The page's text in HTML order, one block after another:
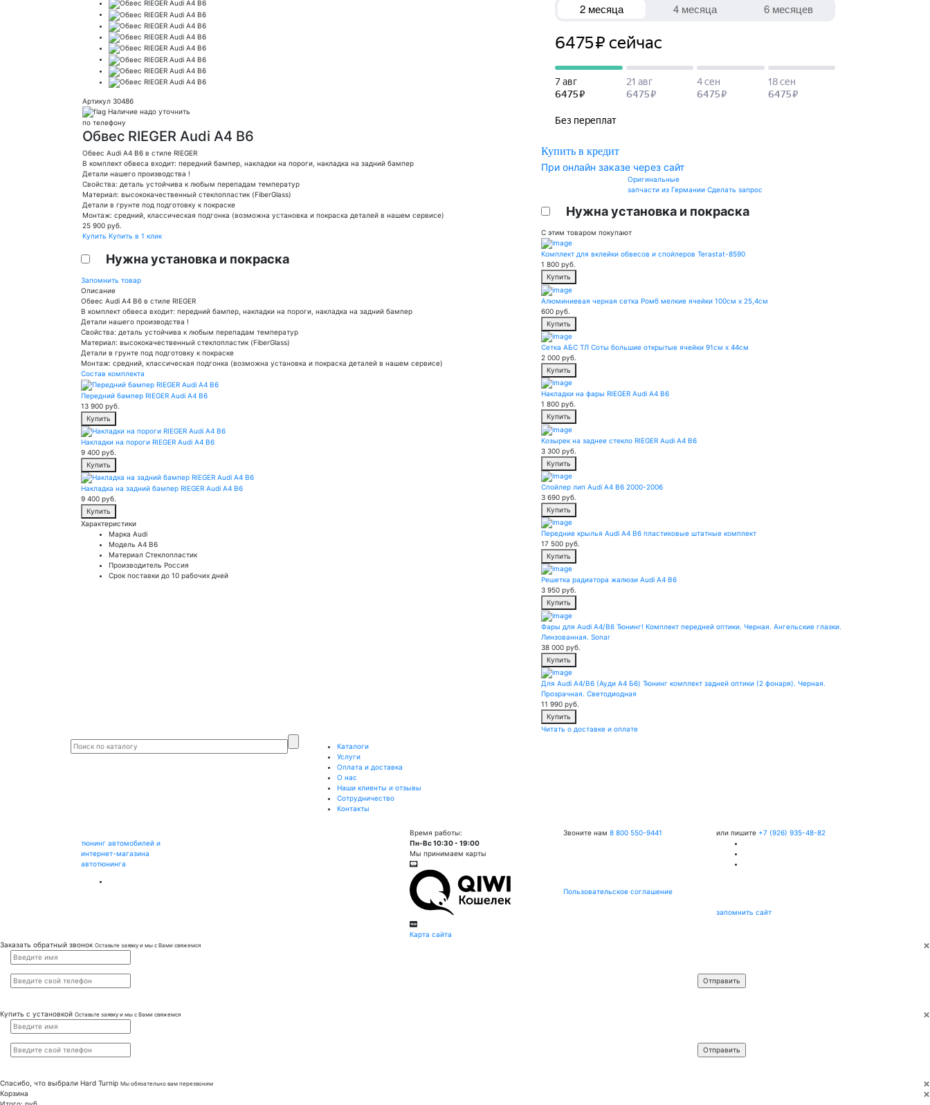
Артикул 30486
Наличие надо уточнить
по телефону
Обвес RIEGER Audi A4 B6
Обвес Audi A4 B6 в стиле RIEGER
В комплект обвеса входит: передний бампер, накладки на пороги, накладка на задний бампер
Детали нашего производства !
Свойства: деталь устойчива к любым перепадам температур
Материал: высококачественный стеклопластик (FiberGlass)
Детали в грунте под подготовку к покраске
Монтаж: средний, классическая подгонка (возможна установка и покраска деталей в нашем сервисе)
25 900 руб.
Купить Купить в 1 клик
Нужна установка и покраска
Запомнить товар
Описание
Обвес Audi A4 B6 в стиле RIEGER
В комплект обвеса входит: передний бампер, накладки на пороги, накладка на задний бампер
Детали нашего производства !
Свойства: деталь устойчива к любым перепадам температур
Материал: высококачественный стеклопластик (FiberGlass)
Детали в грунте под подготовку к покраске
Монтаж: средний, классическая подгонка (возможна установка и покраска деталей в нашем сервисе)
Состав комплекта
Передний бампер RIEGER Audi A4 B6
13 900 руб.
Купить
Накладки на пороги RIEGER Audi A4 B6
9 400 руб.
Купить
Накладка на задний бампер RIEGER Audi A4 B6
9 400 руб.
Купить
Характеристики
Марка Audi
Модель A4 B6
Материал Стеклопластик
Производитель Россия
Срок поставки до 10 рабочих дней
Купить в кредит
При онлайн заказе через сайт
Оригинальные
запчасти из Германии Сделать запрос
Нужна установка и покраска
С этим товаром покупают
Комплект для вклейки обвесов и спойлеров Terastat-8590
1 800 руб.
Купить
Алюминиевая черная сетка Ромб мелкие ячейки 100см х 25,4см
600 руб.
Купить
Сетка АБС ТЛ Соты большие открытые ячейки 91см х 44см
2 000 руб.
Купить
Накладки на фары RIEGER Audi A4 B6
1 800 руб.
Купить
Козырек на заднее стекло RIEGER Audi A4 B6
3 300 руб.
Купить
Спойлер лип Audi A4 B6 2000-2006
3 690 руб.
Купить
Передние крылья Audi A4 B6 пластиковые штатные комплект
17 500 руб.
Купить
Решетка радиатора жалюзи Audi A4 B6
3 950 руб.
Купить
Фары для Audi A4/B6 Тюнинг! Комплект передней оптики. Черная. Ангельские глазки.
Линзованная. Sonar
38 000 руб.
Купить
Для Audi A4/B6 (Ауди А4 Б6) Тюнинг комплект задней оптики (2 фонаря). Черная.
Прозрачная. Светодиодная
11 990 руб.
Купить
Читать о доставке и оплате
Каталоги
Услуги
Оплата и доставка
О нас
Наши клиенты и отзывы
Сотрудничество
Контакты
тюнинг автомобилей и
интернет-магазина
автотюнинга
Время работы:
Пн-Вс 10:30 - 19:00
Мы принимаем карты
Карта сайта
Звоните нам 8 800 550-9441
Пользовательское соглашение
или пишите +7 (926) 935-48-82
запомнить сайт
×
Заказать обратный звонок Оставьте заявку и мы с Вами свяжемся
×
Купить с установкой Оставьте заявку и мы с Вами свяжемся
×
Спасибо, что выбрали Hard Turnip Мы обязательно вам перезвоним
×
Корзина
Итого: руб.